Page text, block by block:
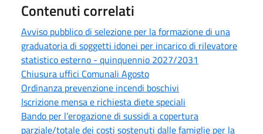
Contenuti correlati
Avviso pubblico di selezione per la formazione di una
graduatoria di soggetti idonei per incarico di rilevatore
statistico esterno - quinquennio 2027/2031
Chiusura uffici Comunali Agosto
Ordinanza prevenzione incendi boschivi
Iscrizione mensa e richiesta diete speciali
Bando per l’erogazione di sussidi a copertura
parziale/totale dei costi sostenuti dalle famiglie per la